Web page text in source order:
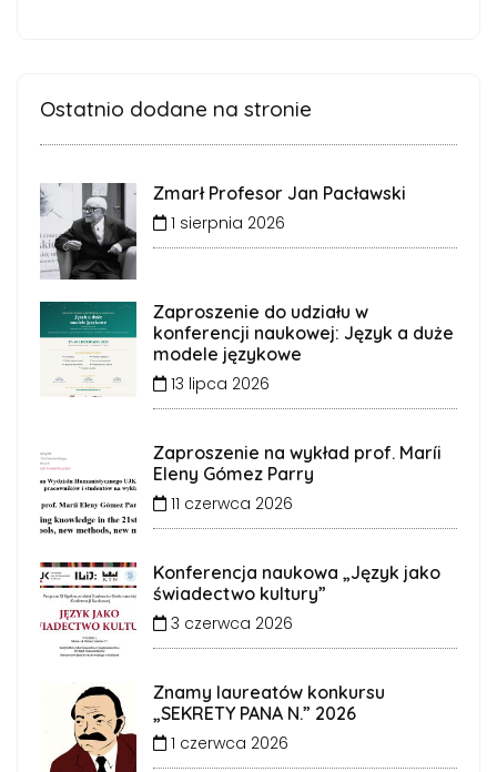
Ostatnio dodane na stronie
Zmarł Profesor Jan Pacławski
1 sierpnia 2026
Zaproszenie do udziału w
konferencji naukowej: Język a duże
modele językowe
13 lipca 2026
Zaproszenie na wykład prof. Maríi
Eleny Gómez Parry
11 czerwca 2026
Konferencja naukowa „Język jako
świadectwo kultury”
3 czerwca 2026
Znamy laureatów konkursu
„SEKRETY PANA N.” 2026
1 czerwca 2026